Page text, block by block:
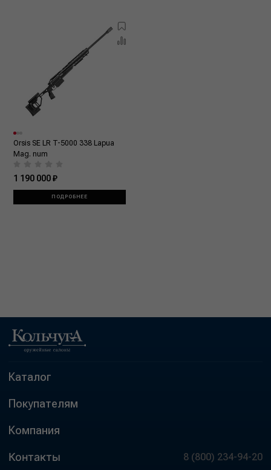
Orsis SE LR T-5000 338 Lapua
Mag. num
1 190 000 ₽
ПОДРОБНЕЕ
Каталог
Покупателям
Компания
Контакты 8 (800) 234-94-20